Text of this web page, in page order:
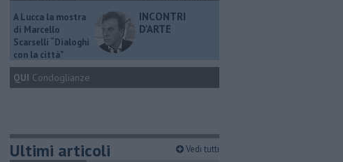
A Lucca la mostra
di Marcello
Scarselli “Dialoghi
con la città"
INCONTRI
D'ARTE
QUI Condoglianze
Ultimi articoli Vedi tutti